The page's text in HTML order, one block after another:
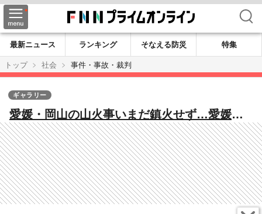
検索
最新ニュース ランキング そなえる防災
特集
トップ
社会 事件・事故・裁判
愛媛・岡山の山火事いまだ鎮火せず…愛媛県
では平成以降過去最大の被害に 岡山市で
は“小康状態”も安全確保のため付近の小中学
校で終業式延期に
ギャラリー